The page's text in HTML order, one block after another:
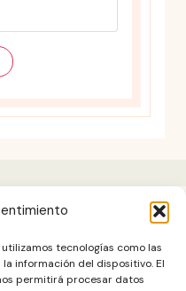
tecnologías como las
información del dispositivo. El
permitirá procesar datos